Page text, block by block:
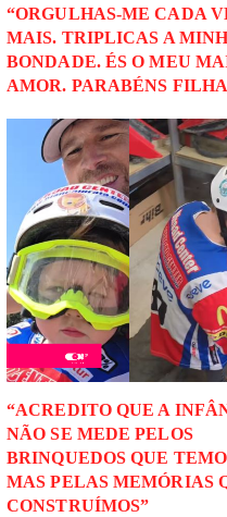
“ORGULHAS-ME CADA
MAIS. TRIPLICAS A
BONDADE. ÉS O MEU
AMOR. PARABÉNS
“ACREDITO QUE A
NÃO SE MEDE PELOS
BRINQUEDOS QUE
MAS PELAS MEMÓRIAS
CONSTRUÍMOS”